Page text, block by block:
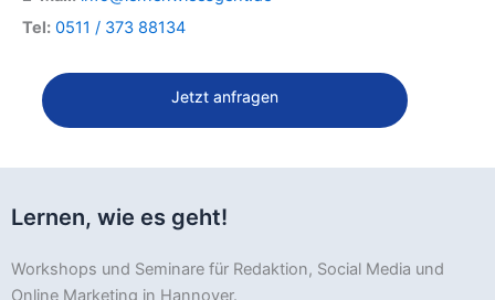
Tel: 0511 / 373 88134
Jetzt anfragen
Lernen, wie es geht!
Workshops und Seminare für Redaktion, Social Media und
Online Marketing in Hannover.